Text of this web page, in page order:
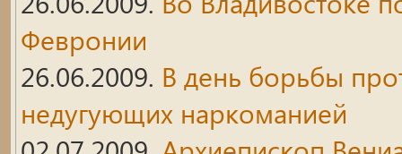
Февронии
26.06.2009. В день борьбы
недугующих наркоманией